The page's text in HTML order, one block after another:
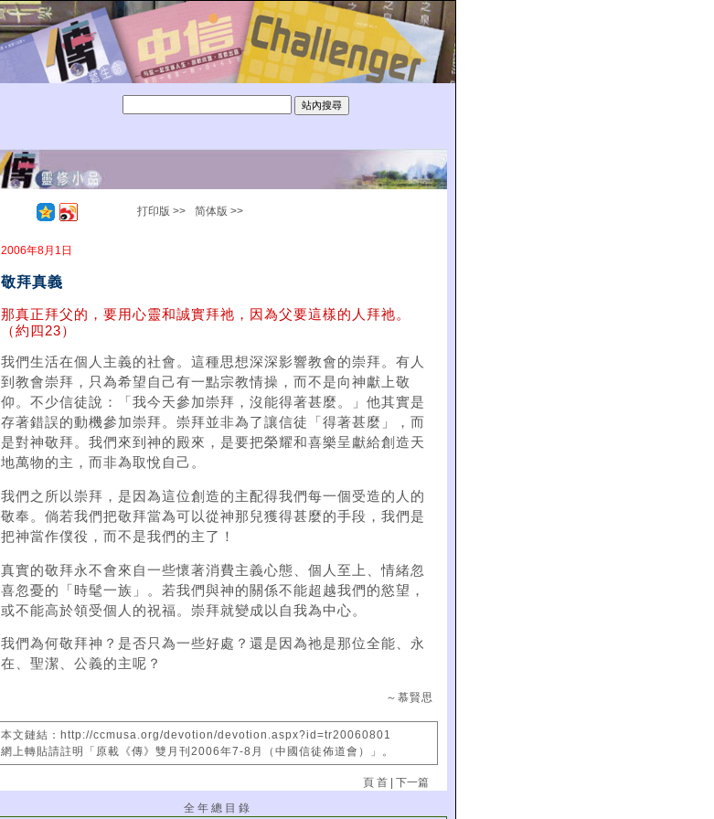
打印版 >> 简体版 >>
2006年8月1日
敬拜真義
那真正拜父的，要用心靈和誠實拜祂，因為父要這樣的人拜祂。
（約四23）
我們生活在個人主義的社會。這種思想深深影響教會的崇拜。有人
到教會崇拜，只為希望自己有一點宗教情操，而不是向神獻上敬
仰。不少信徒說：「我今天參加崇拜，沒能得著甚麼。」他其實是
存著錯誤的動機參加崇拜。崇拜並非為了讓信徒「得著甚麼」，而
是對神敬拜。我們來到神的殿來，是要把榮耀和喜樂呈獻給創造天
地萬物的主，而非為取悅自己。
我們之所以崇拜，是因為這位創造的主配得我們每一個受造的人的
敬奉。倘若我們把敬拜當為可以從神那兒獲得甚麼的手段，我們是
把神當作僕役，而不是我們的主了！
真實的敬拜永不會來自一些懷著消費主義心態、個人至上、情緒忽
喜忽憂的「時髦一族」。若我們與神的關係不能超越我們的慾望，
或不能高於領受個人的祝福。崇拜就變成以自我為中心。
我們為何敬拜神？是否只為一些好處？還是因為祂是那位全能、永
在、聖潔、公義的主呢？
～慕賢思
本文鏈結：http://ccmusa.org/devotion/devotion.aspx?id=tr20060801
網上轉貼請註明「原載《傳》雙月刊2006年7-8月（中國信徒佈道會）」。
頁 首 |下一篇
全 年 總 目 錄